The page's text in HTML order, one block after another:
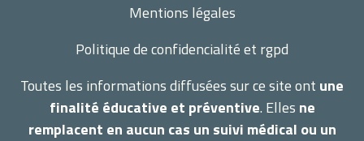
Mentions légales
Politique de confidencialité et rgpd
Toutes les informations diffusées sur ce site ont une
finalité éducative et préventive. Elles ne
remplacent en aucun cas un suivi médical ou un